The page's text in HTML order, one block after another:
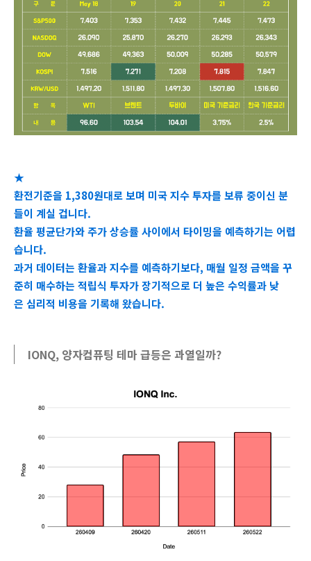
★
환전기준을 1,380원대로 보며 미국 지수 투자를 보류 중이신 분
들이 계실 겁니다.
환율 평균단가와 주가 상승률 사이에서 타이밍을 예측하기는 어렵
습니다.
과거 데이터는 환율과 지수를 예측하기보다, 매월 일정 금액을 꾸
준히 매수하는 적립식 투자가장기적으로 더 높은 수익률과 낮
은 심리적 비용을 기록해 왔습니다.
IONQ, 양자컴퓨팅 테마 급등은 과열일까?